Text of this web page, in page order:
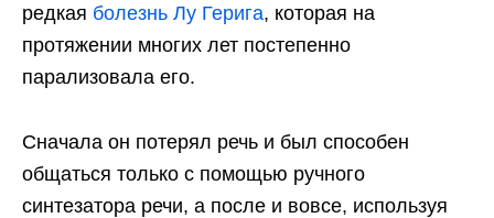
редкая болезнь Лу Герига, которая на
протяжении многих лет постепенно
парализовала его.
Сначала он потерял речь и был способен
общаться только с помощью ручного
синтезатора речи, а после и вовсе, используя